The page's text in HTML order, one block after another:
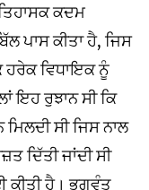
ਕਦਮ
ਪਾਸ ਕੀਤਾ ਹੈ, ਜਿਸ
ਵਿਧਾਇਕ ਨੂੰ
ਇਹ ਰੁਝਾਨ ਸੀ ਕਿ
ਸੀ ਜਿਸ ਨਾਲ
ਦਿੱਤੀ ਜਾਂਦੀ ਸੀ
ਹੈ। ਭਗਵੰਤ